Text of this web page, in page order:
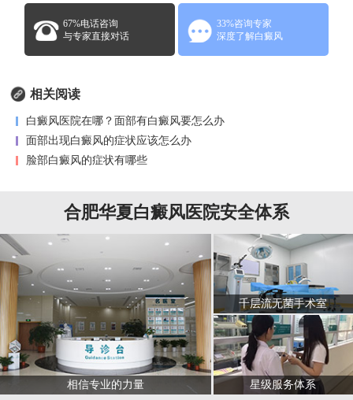
67%电话咨询
与专家直接对话
33%咨询专家
深度了解白癜风
相关阅读
白癜风医院在哪？面部有白癜风要怎么办
面部出现白癜风的症状应该怎么办
脸部白癜风的症状有哪些
合肥华夏白癜风医院安全体系
相信专业的力量
千层流无菌手术室
星级服务体系